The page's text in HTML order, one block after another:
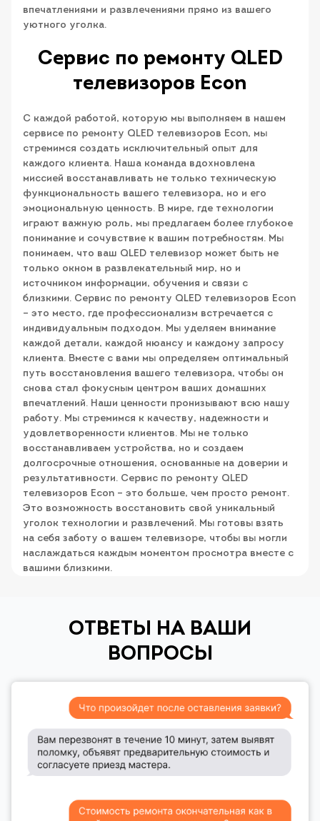
впечатлениями и развлечениями прямо из вашего
уютного уголка.
Сервис по ремонту QLED
телевизоров Econ
С каждой работой, которую мы выполняем в нашем
сервисе по ремонту QLED телевизоров Econ, мы
стремимся создать исключительный опыт для
каждого клиента. Наша команда вдохновлена
миссией восстанавливать не только техническую
функциональность вашего телевизора, но и его
эмоциональную ценность. В мире, где технологии
играют важную роль, мы предлагаем более глубокое
понимание и сочувствие к вашим потребностям. Мы
понимаем, что ваш QLED телевизор может быть не
только окном в развлекательный мир, но и
источником информации, обучения и связи с
близкими. Сервис по ремонту QLED телевизоров Econ
– это место, где профессионализм встречается с
индивидуальным подходом. Мы уделяем внимание
каждой детали, каждой нюансу и каждому запросу
клиента. Вместе с вами мы определяем оптимальный
путь восстановления вашего телевизора, чтобы он
снова стал фокусным центром ваших домашних
впечатлений. Наши ценности пронизывают всю нашу
работу. Мы стремимся к качеству, надежности и
удовлетворенности клиентов. Мы не только
восстанавливаем устройства, но и создаем
долгосрочные отношения, основанные на доверии и
результативности. Сервис по ремонту QLED
телевизоров Econ – это больше, чем просто ремонт.
Это возможность восстановить свой уникальный
уголок технологии и развлечений. Мы готовы взять
на себя заботу о вашем телевизоре, чтобы вы могли
наслаждаться каждым моментом просмотра вместе с
вашими близкими.
ОТВЕТЫ НА ВАШИ
ВОПРОСЫ